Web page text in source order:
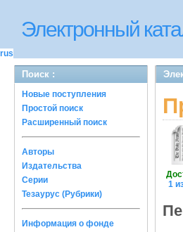
Электронный
rus
Поиск :
Новые поступления
Простой поиск
Расширенный поиск
Авторы
Издательства
Серии
Тезаурус (Рубрики)
Информация о фонде
1